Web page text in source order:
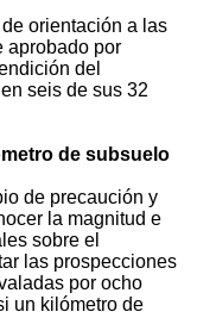
orientación a las
aprobado por
del
seis de sus 32
de subsuelo
de precaución y
la magnitud e
sobre el
las prospecciones
por ocho
un kilómetro de